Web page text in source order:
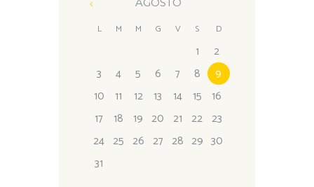
L M M G V S D
1
2
3
4 5 6 7 8
9
10
11 12 13 14 15
16
17
18 19 20 21 22 23
24 25 26 27 28 29 30
31